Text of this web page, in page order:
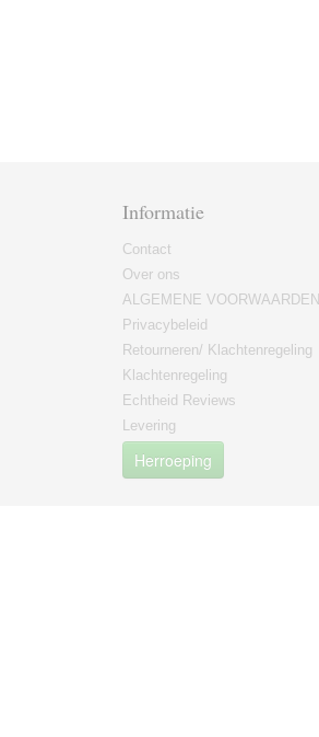
Informatie
Contact
Over ons
ALGEMENE VOORWAARDEN
Privacybeleid
Retourneren/ Klachtenregeling
Klachtenregeling
Echtheid Reviews
Levering
Herroeping